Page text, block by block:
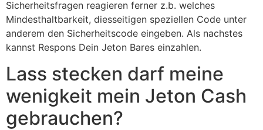
Sicherheitsfragen reagieren ferner z.b. welches
Mindesthaltbarkeit, diesseitigen speziellen Code unter
anderem den Sicherheitscode eingeben. Als nachstes
kannst Respons Dein Jeton Bares einzahlen.
Lass stecken darf meine
wenigkeit mein Jeton Cash
gebrauchen?